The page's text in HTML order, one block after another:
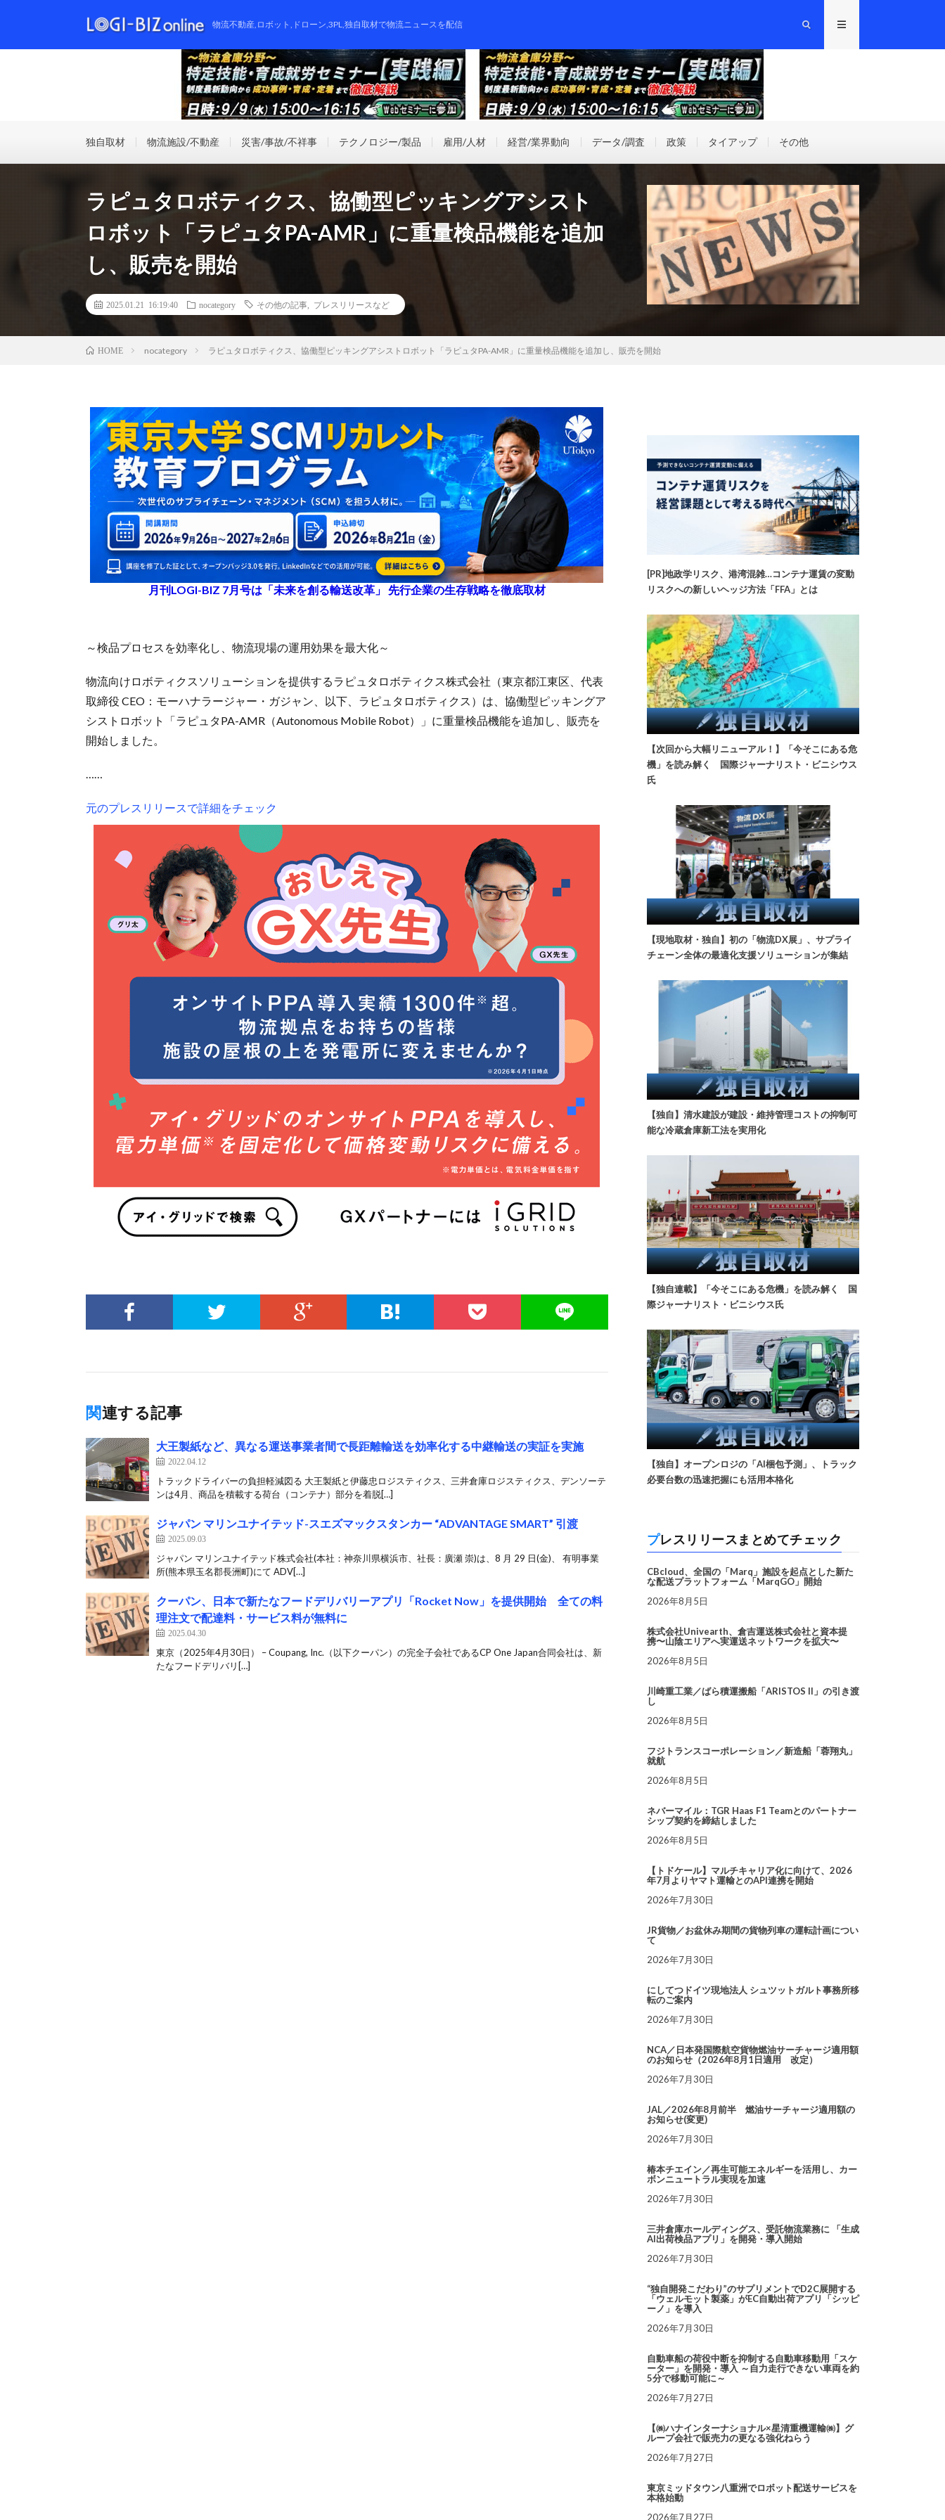
物流不動産,ロボット,ドローン,3PL,独自取材で物流ニュースを配信
独自取材 物流施設/不動産 災害/事故/不祥事 テクノロジー/製品 雇用/人材 経営/業界動向 データ/調査 政策 タイアップ その他
ラピュタロボティクス、協働型ピッキングアシスト
ロボット「ラピュタPA-AMR」に重量検品機能を追加
し、販売を開始
2025.01.21 16:19:40 nocategory その他の記事 プレスリリースなど
HOME nocategory ラピュタロボティクス、協働型ピッキングアシストロボット「ラピュタPA-AMR」に重量検品機能を追加し、販売を開始
月刊LOGI-BIZ 7月号は「未来を創る輸送改革」 先行企業の生存戦略を徹底取材
～検品プロセスを効率化し、物流現場の運用効果を最大化～
物流向けロボティクスソリューションを提供するラピュタロボティクス株式会社（東京都江東区、代表
取締役 CEO：モーハナラージャー・ガジャン、以下、ラピュタロボティクス）は、協働型ピッキングア
シストロボット「ラピュタPA-AMR（Autonomous Mobile Robot）」に重量検品機能を追加し、販売を
開始しました。
……
元のプレスリリースで詳細をチェック
関連する記事
大王製紙など、異なる運送事業者間で長距離輸送を効率化する中継輸送の実証を実施
2022.04.12
トラックドライバーの負担軽減図る 大王製紙と伊藤忠ロジスティクス、三井倉庫ロジスティクス、デンソーテ
ンは4月、商品を積載する荷台（コンテナ）部分を着脱[…]
ジャパン マリンユナイテッド-スエズマックスタンカー “ADVANTAGE SMART” 引渡
2025.09.03
ジャパン マリンユナイテッド株式会社(本社：神奈川県横浜市、社長：廣瀬 崇)は、8 月 29 日(金)、 有明事業
所(熊本県玉名郡長洲町)にて ADV[…]
クーパン、日本で新たなフードデリバリーアプリ「Rocket Now」を提供開始 全ての料
理注文で配達料・サービス料が無料に
2025.04.30
東京（2025年4月30日） – Coupang, Inc.（以下クーパン）の完全子会社であるCP One Japan合同会社は、新
たなフードデリバリ[…]
[PR]地政学リスク、港湾混雑…コンテナ運賃の変動
リスクへの新しいヘッジ方法「FFA」とは
【次回から大幅リニューアル！】「今そこにある危
機」を読み解く 国際ジャーナリスト・ビニシウス
氏
【現地取材・独自】初の「物流DX展」、サプライ
チェーン全体の最適化支援ソリューションが集結
【独自】清水建設が建設・維持管理コストの抑制可
能な冷蔵倉庫新工法を実用化
【独自連載】「今そこにある危機」を読み解く 国
際ジャーナリスト・ビニシウス氏
【独自】オープンロジの「AI梱包予測」、トラック
必要台数の迅速把握にも活用本格化
プレスリリースまとめてチェック
CBcloud、全国の「Marq」施設を起点とした新た
な配送プラットフォーム「MarqGO」開始
2026年8月5日
株式会社Univearth、倉吉運送株式会社と資本提
携〜山陰エリアへ実運送ネットワークを拡大〜
2026年8月5日
川崎重工業／ばら積運搬船「ARISTOS II」の引き渡
し
2026年8月5日
フジトランスコーポレーション／新造船「蓉翔丸」
就航
2026年8月5日
ネバーマイル：TGR Haas F1 Teamとのパートナー
シップ契約を締結しました
2026年8月5日
【トドケール】マルチキャリア化に向けて、2026
年7月よりヤマト運輸とのAPI連携を開始
2026年7月30日
JR貨物／お盆休み期間の貨物列車の運転計画につい
て
2026年7月30日
にしてつドイツ現地法人 シュツットガルト事務所移
転のご案内
2026年7月30日
NCA／日本発国際航空貨物燃油サーチャージ適用額
のお知らせ（2026年8月1日適用 改定）
2026年7月30日
JAL／2026年8月前半 燃油サーチャージ適用額の
お知らせ(変更)
2026年7月30日
椿本チエイン／再生可能エネルギーを活用し、カー
ボンニュートラル実現を加速
2026年7月30日
三井倉庫ホールディングス、受託物流業務に 「生成
AI出荷検品アプリ」を開発・導入開始
2026年7月30日
“独自開発こだわり”のサプリメントでD2C展開する
「ウェルモット製薬」がEC自動出荷アプリ「シッピ
ーノ」を導入
2026年7月30日
自動車船の荷役中断を抑制する自動車移動用「スケ
ーター」を開発・導入 ～自力走行できない車両を約
5分で移動可能に～
2026年7月27日
【㈱ハナインターナショナル×星清重機運輸㈱】グ
ループ会社で販売力の更なる強化ねらう
2026年7月27日
東京ミッドタウン八重洲でロボット配送サービスを
本格始動
2026年7月27日